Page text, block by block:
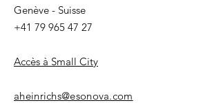
Genève - Suisse
+41 79 965 47 27
Accès à Small City
aheinrichs@esonova.com